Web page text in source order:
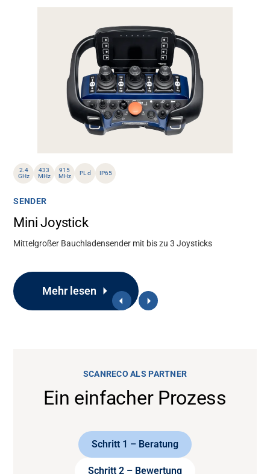
2.4
GHz
433
MHz
915
MHz
PL d IP65
SENDER
Mini Joystick
Mittelgroßer Bauchladensender mit bis zu 3 Joysticks
Mehr lesen
SCANRECO ALS PARTNER
Ein einfacher Prozess
Schritt 1 – Beratung
Schritt 2 – Bewertung